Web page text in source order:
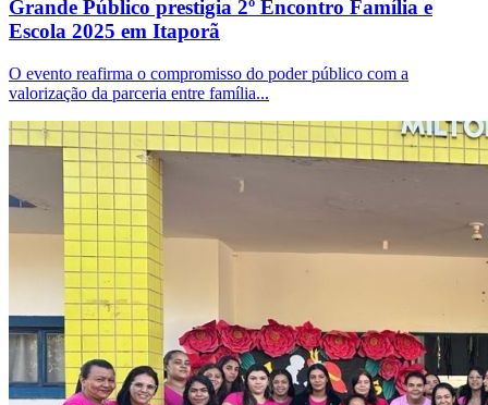
Grande Público prestigia 2º Encontro Família e
Escola 2025 em Itaporã
O evento reafirma o compromisso do poder público com a
valorização da parceria entre família...